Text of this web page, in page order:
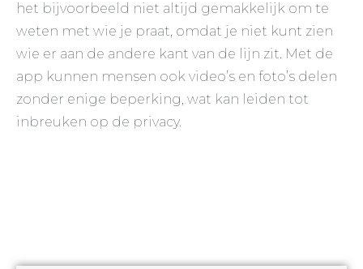
het bijvoorbeeld niet altijd gemakkelijk om te
weten met wie je praat, omdat je niet kunt zien
wie er aan de andere kant van de lijn zit. Met de
app kunnen mensen ook video’s en foto’s delen
zonder enige beperking, wat kan leiden tot
inbreuken op de privacy.